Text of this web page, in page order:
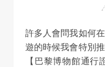
許多人會問我如何在旅程中節省時間和金錢，在巴黎旅
遊的時候我會特別
【巴黎博物館通